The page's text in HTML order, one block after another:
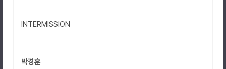
INTERMISSION
박경훈